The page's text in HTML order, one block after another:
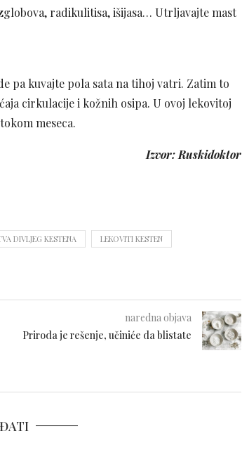
radikulitisa, išijasa… Utrljavajte mast
pa kuvajte pola sata na tihoj vatri. Zatim to
cirkulacije i kožnih osipa. U ovoj lekovitoj
meseca.
Izvor: Ruskidoktor
DIVLJEG KESTENA LEKOVITI KESTEN
naredna objava
Priroda je rešenje, učiniće da blistate